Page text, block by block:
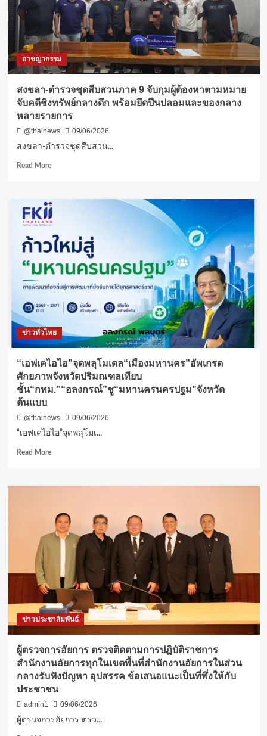
สิงห์
จุก
.มอ.)
สิ
กะ
พันธ์
ข่าว
ปรีชา
สถิตย์
เรือง
หาดใหญ่
อาชญากรรม
สงขลา-ตำรวจชุดสืบสวนภาค 9 จับกุมผู้ต้องหาตามหมาย
จับคดีชิงทรัพย์กลางดึก พร้อมยึดปืนปลอมและของกลาง
หลายรายการ
@thainews
09/06/2026
สงขลา-ตำรวจชุดสืบสวน...
Read MoreRead
สงขลา-
ตำรวจ
ชุด
ภาค
จับกุม
ต้องหา
หมาย
คดี
ชิง
ทรัพย์
กลาง
ดึก
พร้อม
และ
ข่าวทั่วไทย
“เอฟเคไอไอ”จุดพลุโมเดล“เมืองมหานคร”อัพเกรด
ศักยภาพจังหวัดปริมณฑลเทียบ
ชั้น“กทม.”“อลงกรณ์”ชู“มหานครนครปฐม”จังหวัด
ต้นแบบ
@thainews
09/06/2026
“เอฟเคไอไอ”จุดพลุโมเ...
Read MoreRead
“เอฟเค
โมเดล“เมือง
มหานคร”อัพเกรด
ศักยภาพ
ปริมณฑล
เทียบ
ชั้น“กทม.”“อลงกรณ์”ชู“มหานคร
นครปฐม”จังหวัด
ต้นแบบ
ข่าวประชาสัมพันธ์
ผู้ตรวจการอัยการ ตรวจติดตามการปฏิบัติราชการ
สำนักงานอัยการทุกในเขตพื้นที่สำนักงานอัยการในส่วน
กลางรับฟังปัญหา อุปสรรค ข้อเสนอแนะเป็นที่พึ่งให้กับ
ประชาชน
admin1
09/06/2026
ผู้ตรวจการอัยการ ตรว...